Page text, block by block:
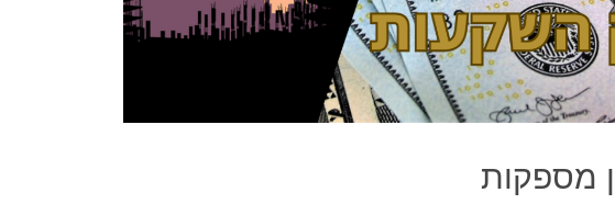
מספקות